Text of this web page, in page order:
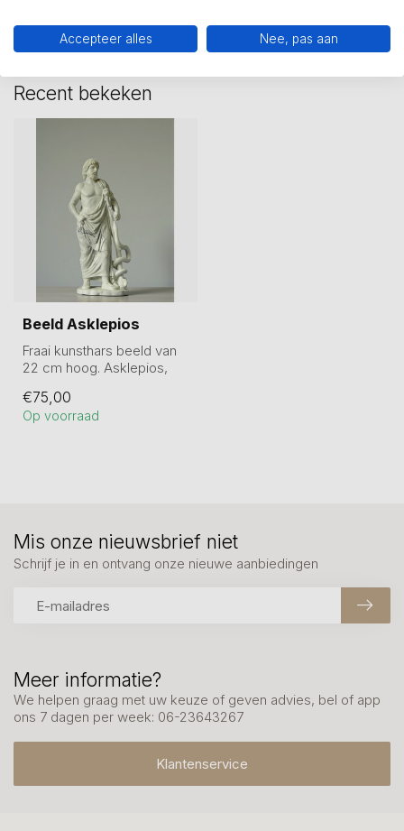
Recent bekeken
Beeld Asklepios
Fraai kunsthars beeld van
22 cm hoog. Asklepios,
Cronis, en ...
€75,00
Op voorraad
Meer informatie?
We helpen graag met uw keuze of geven advies, bel of app
ons 7 dagen per week: 06-23643267
Klantenservice
Mis onze nieuwsbrief niet
Schrijf je in en ontvang onze nieuwe aanbiedingen
Accepteer alles Nee, pas aan